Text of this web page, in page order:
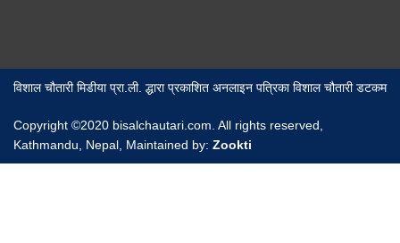
विशाल चौतारी मिडीया प्रा.ली. द्धारा प्रकाशित अनलाइन पत्रिका विशाल चौतारी डटकम
Copyright ©2020 bisalchautari.com. All rights reserved,
Kathmandu, Nepal, Maintained by: Zookti